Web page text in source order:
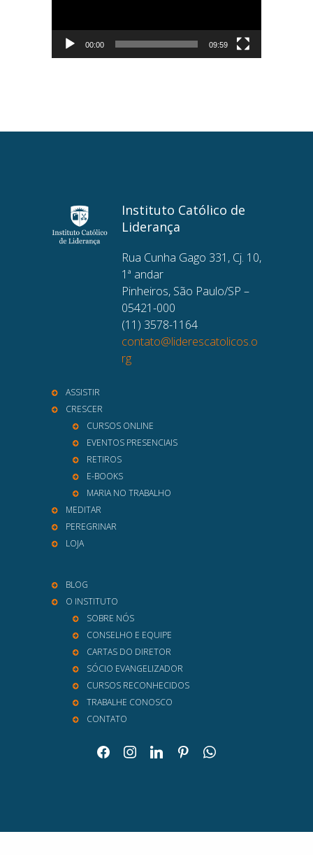
00:00 09:59
Instituto Católico de
Liderança
Rua Cunha Gago 331, Cj. 10,
1ª andar
Pinheiros, São Paulo/SP –
05421-000
(11) 3578-1164
contato@liderescatolicos.o
rg
ASSISTIR
CRESCER
CURSOS ONLINE
EVENTOS PRESENCIAIS
RETIROS
E-BOOKS
MARIA NO TRABALHO
MEDITAR
PEREGRINAR
LOJA
BLOG
O INSTITUTO
SOBRE NÓS
CONSELHO E EQUIPE
CARTAS DO DIRETOR
SÓCIO EVANGELIZADOR
CURSOS RECONHECIDOS
TRABALHE CONOSCO
CONTATO
facebookinstagramlinkedinpinterestwhatsapp